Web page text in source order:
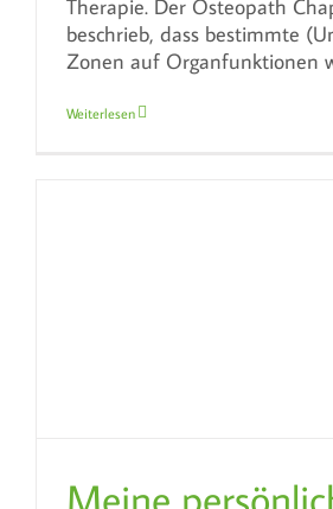
Therapie. Der Osteopath
beschrieb, dass bestimmte
Zonen auf Organfunktionen
Weiterlesen
Meine